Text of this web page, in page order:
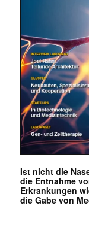
Ist nicht die
die Entnahme
Erkrankungen
die Gabe von